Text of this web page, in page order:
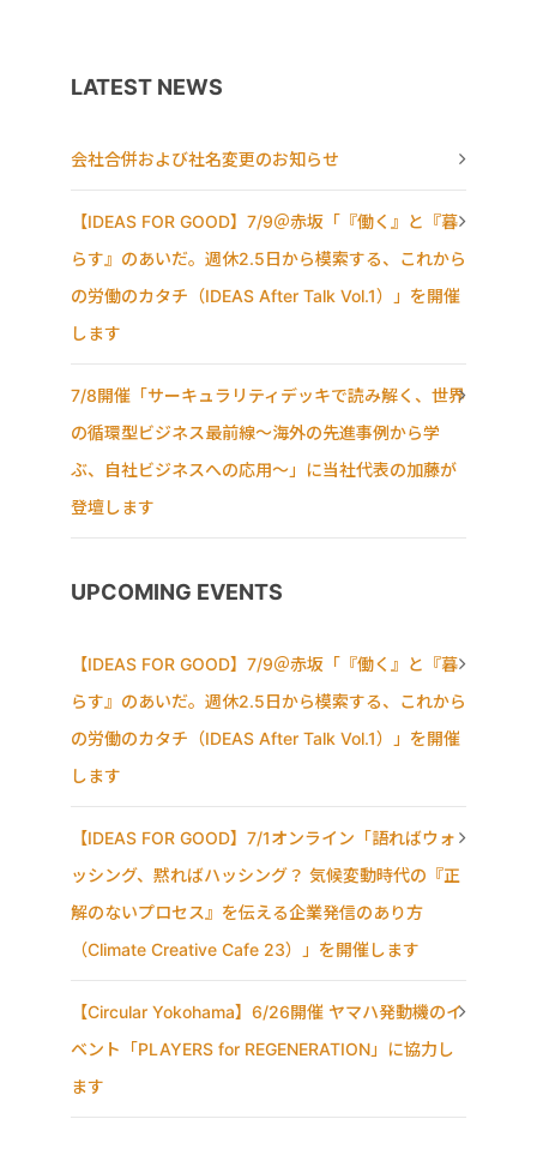
LATEST NEWS
会社合併および社名変更のお知らせ
【IDEAS FOR GOOD】7/9＠赤坂「『働く』と『暮
らす』のあいだ。週休2.5日から模索する、これから
の労働のカタチ（IDEAS After Talk Vol.1）」を開催
します
7/8開催「サーキュラリティデッキで読み解く、世界
の循環型ビジネス最前線〜海外の先進事例から学
ぶ、自社ビジネスへの応用〜」に当社代表の加藤が
登壇します
UPCOMING EVENTS
【IDEAS FOR GOOD】7/9＠赤坂「『働く』と『暮
らす』のあいだ。週休2.5日から模索する、これから
の労働のカタチ（IDEAS After Talk Vol.1）」を開催
します
【IDEAS FOR GOOD】7/1オンライン「語ればウォ
ッシング、黙ればハッシング？ 気候変動時代の『正
解のないプロセス』を伝える企業発信のあり方
（Climate Creative Cafe 23）」を開催します
【Circular Yokohama】6/26開催 ヤマハ発動機のイ
ベント「PLAYERS for REGENERATION」に協力し
ます